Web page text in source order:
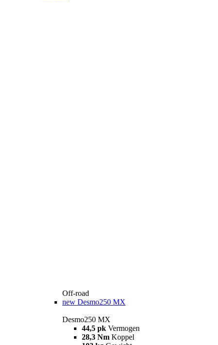
Off-road
new Desmo250 MX
Desmo250 MX
44,5 pk Vermogen
28,3 Nm Koppel